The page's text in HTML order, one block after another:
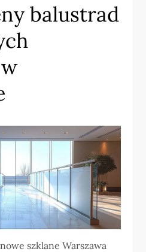
balustrad
szklane Warszawa